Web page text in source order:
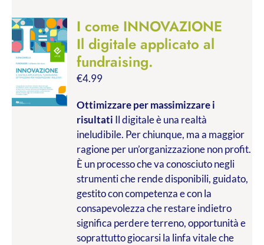
I come INNOVAZIONE
Il digitale applicato al
fundraising.
€4.99
Ottimizzare per massimizzare i
risultati Il digitale è una realtà
ineludibile. Per chiunque, ma a maggior
ragione per un’organizzazione non profit.
È un processo che va conosciuto negli
strumenti che rende disponibili, guidato,
gestito con competenza e con la
consapevolezza che restare indietro
significa perdere terreno, opportunità e
soprattutto giocarsi la linfa vitale che